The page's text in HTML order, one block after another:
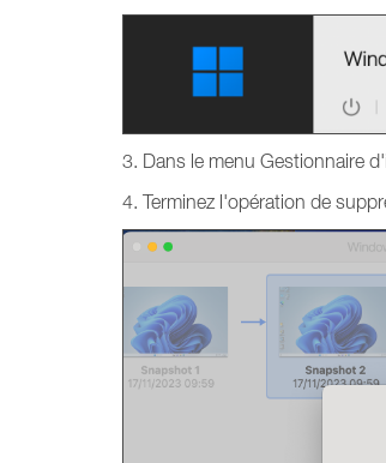
3. Dans le menu Gestionnaire
4. Terminez l'opération de